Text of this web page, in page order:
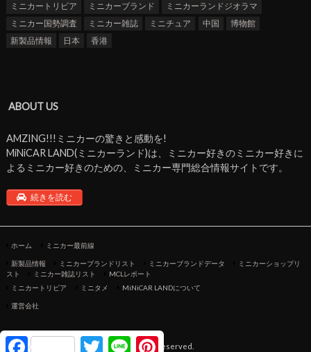
ミニカートリビア
ミニカーブランド
ミニカーランドジオラマ
ミニカー国勢調査
ミニカー雑誌 ミニチュア 中国
博物館
新製品情報
日本 香港
ABOUT US
AMZING!!!ミニカーの驚きと感動を!
MiNiCAR LAND(ミニカーランド)は、ミニカー好きのミニカー好きに
よるミニカー好きのための、ミニカー専門総合情報サイトです。
続きを読む
ホーム ミニカー最前線
新製品情報 ミニカーブランドリスト ミニカーブランドデータ
ミニカーショップリ
スト
ミニカー雑誌リスト
MCLレポート
ミニカートリビア
ミニタメ MiNiCAR LANDについて
運営会社
©Copyright2026 ミニカーランド.All Rights Reserved.
F
T